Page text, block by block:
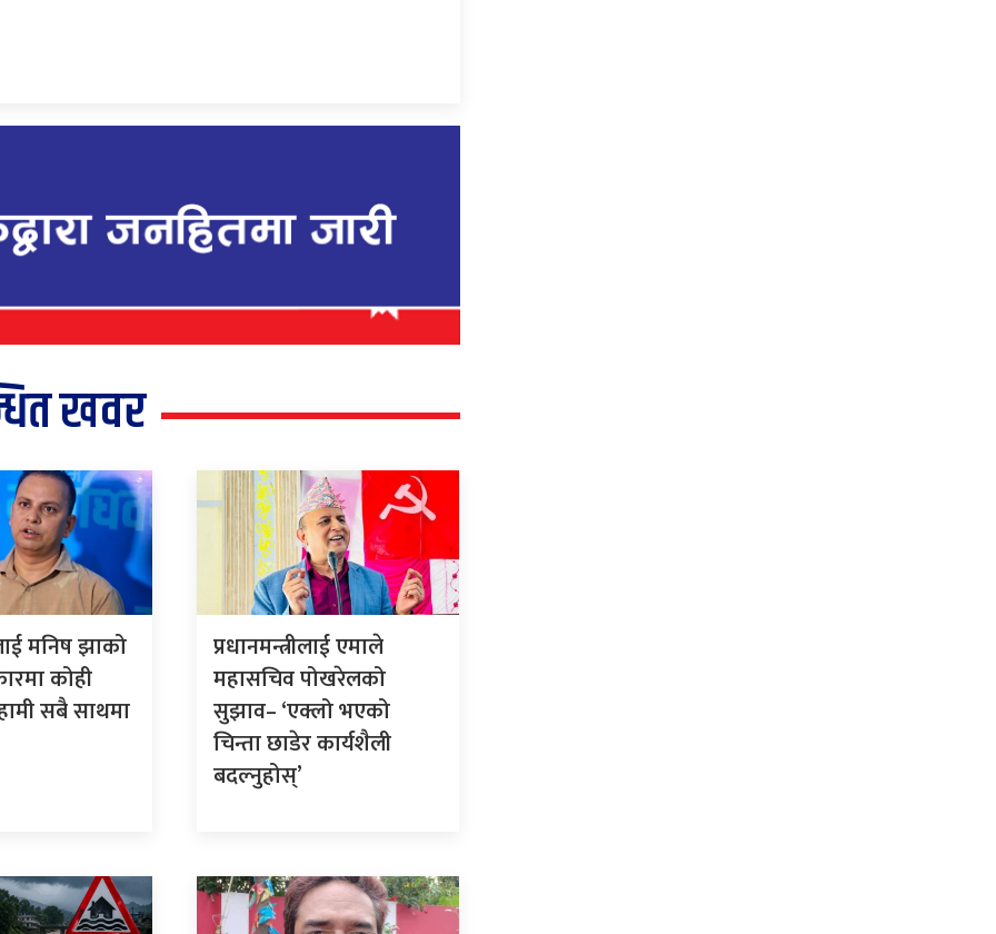
खवर
मनिष झाको
कोही
सबै साथमा
प्रधानमन्त्रीलाई एमाले
महासचिव पोखरेलको
सुझाव– ‘एक्लो भएको
चिन्ता छाडेर कार्यशैली
बदल्नुहोस्’